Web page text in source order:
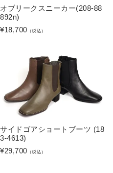
オブリークスニーカー(208-88
892n)
¥18,700 （税込）
サイドゴアショートブーツ (18
3-4613)
¥29,700 （税込）